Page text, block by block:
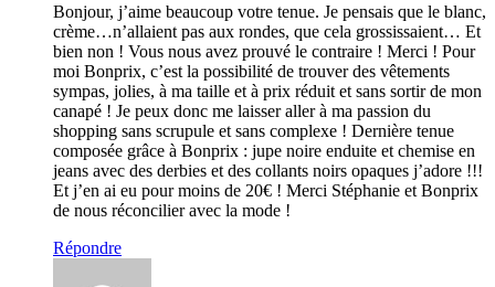
Bonjour, j’aime beaucoup votre tenue. Je pensais que le blanc,
crème…n’allaient pas aux rondes, que cela grossissaient… Et
bien non ! Vous nous avez prouvé le contraire ! Merci ! Pour
moi Bonprix, c’est la possibilité de trouver des vêtements
sympas, jolies, à ma taille et à prix réduit et sans sortir de mon
canapé ! Je peux donc me laisser aller à ma passion du
shopping sans scrupule et sans complexe ! Dernière tenue
composée grâce à Bonprix : jupe noire enduite et chemise en
jeans avec des derbies et des collants noirs opaques j’adore !!!
Et j’en ai eu pour moins de 20€ ! Merci Stéphanie et Bonprix
de nous réconcilier avec la mode !
Répondre